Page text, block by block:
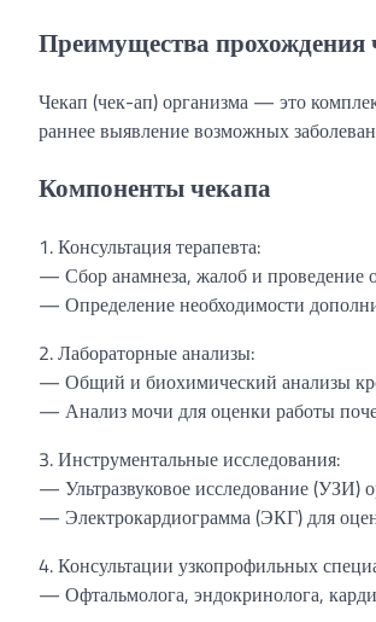
Преимущества прохождения
Чекап (чек-ап) организма — это
раннее выявление возможных
Компоненты чекапа
1. Консультация терапевта:
— Сбор анамнеза, жалоб и проведение
— Определение необходимости
2. Лабораторные анализы:
— Общий и биохимический анализы
— Анализ мочи для оценки работы
3. Инструментальные исследования:
— Ультразвуковое исследование (УЗИ)
— Электрокардиограмма (ЭКГ) для
4. Консультации узкопрофильных
— Офтальмолога, эндокринолога,